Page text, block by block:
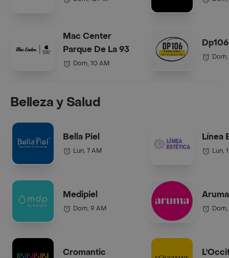
Mac Center
Parque De La 93
Dom, 10 AM
Dp106
Belleza y Salud
Bella Piel
Lun, 7 AM
Medipiel
Dom, 9 AM
Cromantic
Línea
Lun,